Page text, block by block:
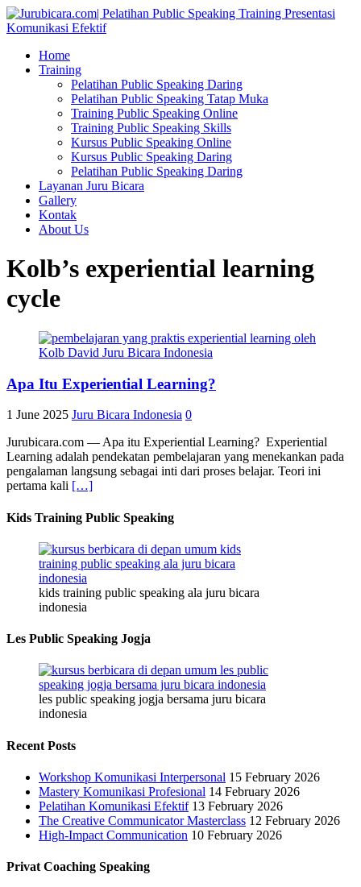
Home
Training
Pelatihan Public Speaking Daring
Pelatihan Public Speaking Tatap Muka
Training Public Speaking Online
Training Public Speaking Skills
Kursus Public Speaking Online
Kursus Public Speaking Daring
Pelatihan Public Speaking Daring
Layanan Juru Bicara
Gallery
Kontak
About Us
Kolb’s experiential learning
cycle
Apa Itu Experiential Learning?
1 June 2025 Juru Bicara Indonesia 0
Jurubicara.com — Apa itu Experiential Learning? Experiential
Learning adalah pendekatan pembelajaran yang menekankan pada
pengalaman langsung sebagai inti dari proses belajar. Teori ini
pertama kali […]
Kids Training Public Speaking
kids training public speaking ala juru bicara
indonesia
Les Public Speaking Jogja
les public speaking jogja bersama juru bicara
indonesia
Recent Posts
Workshop Komunikasi Interpersonal 15 February 2026
Mastery Komunikasi Profesional 14 February 2026
Pelatihan Komunikasi Efektif 13 February 2026
The Creative Communicator Masterclass 12 February 2026
High-Impact Communication 10 February 2026
Privat Coaching Speaking